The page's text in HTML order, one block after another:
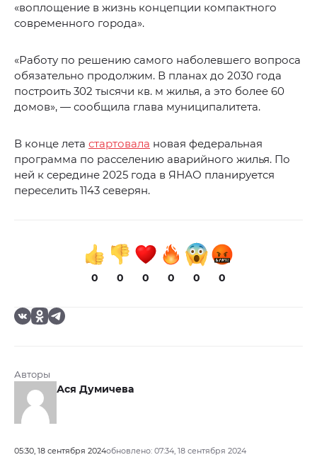
«воплощение в жизнь концепции компактного
современного города».
«Работу по решению самого наболевшего вопроса
обязательно продолжим. В планах до 2030 года
построить 302 тысячи кв. м жилья, а это более 60
домов», — сообщила глава муниципалитета.
В конце лета стартовала новая федеральная
программа по расселению аварийного жилья. По
ней к середине 2025 года в ЯНАО планируется
переселить 1143 северян.
0 0 0 0 0 0
Авторы
Ася Думичева
05:30, 18 сентября 2024обновлено: 07:34, 18 сентября 2024